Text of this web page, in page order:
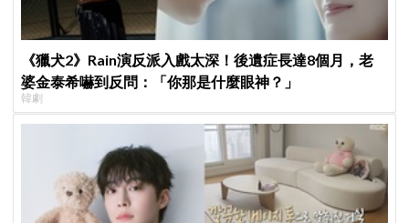
《獵犬2》Rain演反派入戲太深！後遺症長達8個月，老
婆金泰希嚇到反問：「你那是什麼眼神？」
韓劇